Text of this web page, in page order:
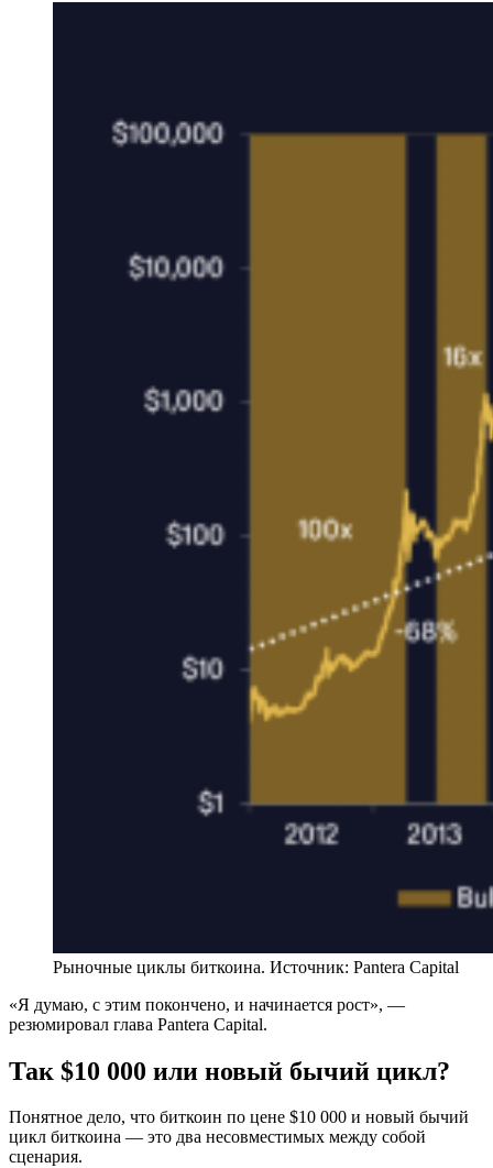
Рыночные циклы биткоина. Источник: Pantera Capital
«Я думаю, с этим покончено, и начинается рост», —
резюмировал глава Pantera Capital.
Так $10 000 или новый бычий цикл?
Понятное дело, что биткоин по цене $10 000 и новый бычий
цикл биткоина — это два несовместимых между собой
сценария.